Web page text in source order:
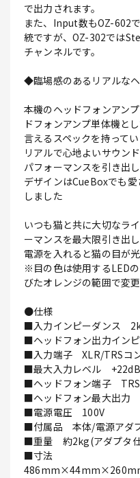
で出力されます。
また、Input数もOZ-602
統ですが、OZ-302では
チャンネルです。
◆臨場感のあるリアルな
本機のヘッドフォンアン
ドフォンアンプ単体機と
言えるスペックを持ってい
リアルで心地よいサウン
パフォーマンスを引き出し
デザインはCueBoxでも
しました
いつも猫と共に大切なラ
ーマンスを最大限引き出し
電源を入れると猫の目が光
※目の色は使用するLED
びたオレンジの範囲で変
●仕様
■入力インピーダンス
■ヘッドフォン出力イン
■入力端子 XLR/TRSコ
■最大入力レベル
■ヘッドフォン端子 TRS
■ヘッドフォン最大出力
■電源電圧 100V
■付属品 本体/電源アダプ
■重量 約2kg(アダプタ
■寸法